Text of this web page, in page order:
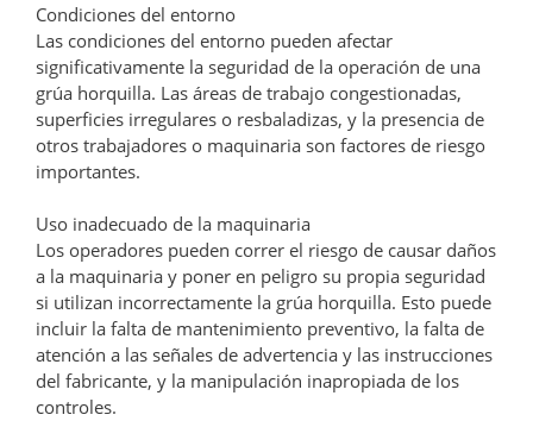
Condiciones del entorno
Las condiciones del entorno pueden afectar
significativamente la seguridad de la operación de una
grúa horquilla. Las áreas de trabajo congestionadas,
superficies irregulares o resbaladizas, y la presencia de
otros trabajadores o maquinaria son factores de riesgo
importantes.
Uso inadecuado de la maquinaria
Los operadores pueden correr el riesgo de causar daños
a la maquinaria y poner en peligro su propia seguridad
si utilizan incorrectamente la grúa horquilla. Esto puede
incluir la falta de mantenimiento preventivo, la falta de
atención a las señales de advertencia y las instrucciones
del fabricante, y la manipulación inapropiada de los
controles.